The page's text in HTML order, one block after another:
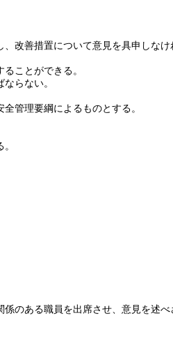
改善措置について意見を具申しなけ
ことができる。
らない。
管理要綱によるものとする。
のある職員を出席させ、意見を述べ